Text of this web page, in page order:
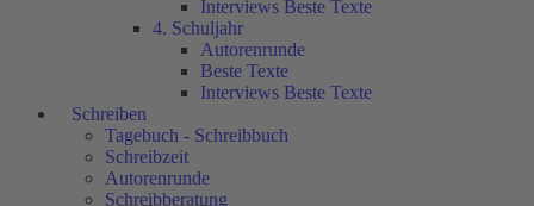
Interviews Beste Texte
4. Schuljahr
Autorenrunde
Beste Texte
Interviews Beste Texte
Schreiben
Tagebuch - Schreibbuch
Schreibzeit
Autorenrunde
Schreibberatung